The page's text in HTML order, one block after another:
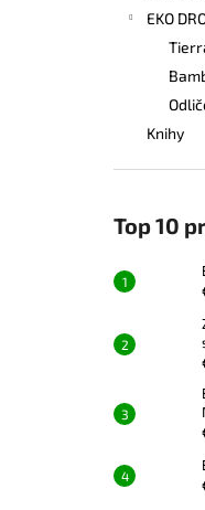
EKO
Knihy
Top 10